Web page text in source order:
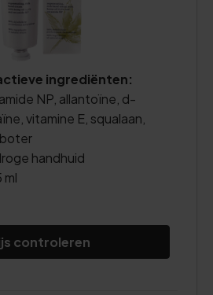
ingrediënten:
NP, allantoïne, d-
vitamine E, squalaan,
handhuid
ml
controleren